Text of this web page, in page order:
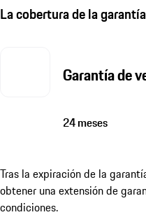
La cobertura de la
Garantía de
24 meses
Tras la expiración de la
obtener una extensión de
condiciones.